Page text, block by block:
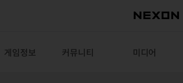
게임정보 커뮤니티 미디어